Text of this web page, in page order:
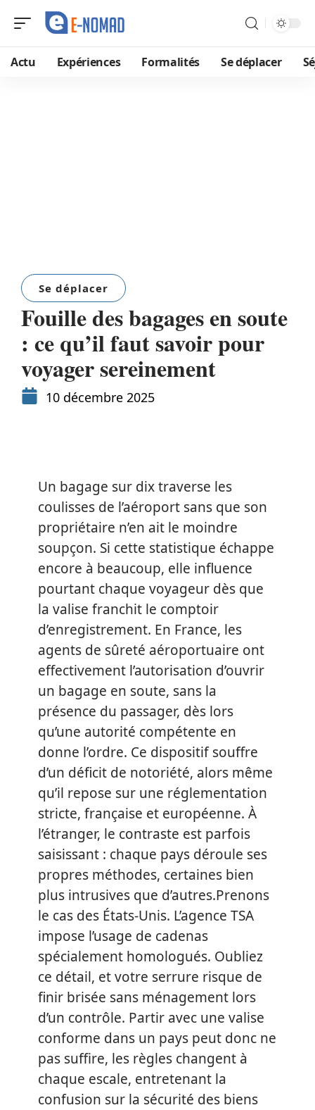
Actu Expériences Formalités Se déplacer
Se déplacer
Fouille des bagages en soute
: ce qu’il faut savoir pour
voyager sereinement
10 décembre 2025
Un bagage sur dix traverse les
coulisses de l’aéroport sans que son
propriétaire n’en ait le moindre
soupçon. Si cette statistique échappe
encore à beaucoup, elle influence
pourtant chaque voyageur dès que
la valise franchit le comptoir
d’enregistrement. En France, les
agents de sûreté aéroportuaire ont
effectivement l’autorisation d’ouvrir
un bagage en soute, sans la
présence du passager, dès lors
qu’une autorité compétente en
donne l’ordre. Ce dispositif souffre
d’un déficit de notoriété, alors même
qu’il repose sur une réglementation
stricte, française et européenne. À
l’étranger, le contraste est parfois
saisissant : chaque pays déroule ses
propres méthodes, certaines bien
plus intrusives que d’autres.Prenons
le cas des États-Unis. L’agence TSA
impose l’usage de cadenas
spécialement homologués. Oubliez
ce détail, et votre serrure risque de
finir brisée sans ménagement lors
d’un contrôle. Partir avec une valise
conforme dans un pays peut donc ne
pas suffire, les règles changent à
chaque escale, entretenant la
confusion sur la sécurité des biens